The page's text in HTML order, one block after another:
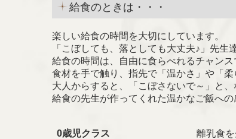
給食のときは・・・
楽しい給食の時間を大切にしています。
「こぼしても、落としても大丈夫♪」先
給食の時間は、自由に食らべれるチャンス
食材を手で触り、指先で「温かさ」や「
大人からすると、「こぼさないで～」と
給食の先生が作ってくれた温かなご飯へ
0歳児クラス
離乳食